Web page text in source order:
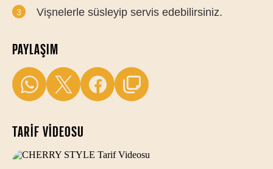
Vişnelerle süsleyip servis edebilirsiniz.
PAYLAŞIM
TARIF VIDEOSU